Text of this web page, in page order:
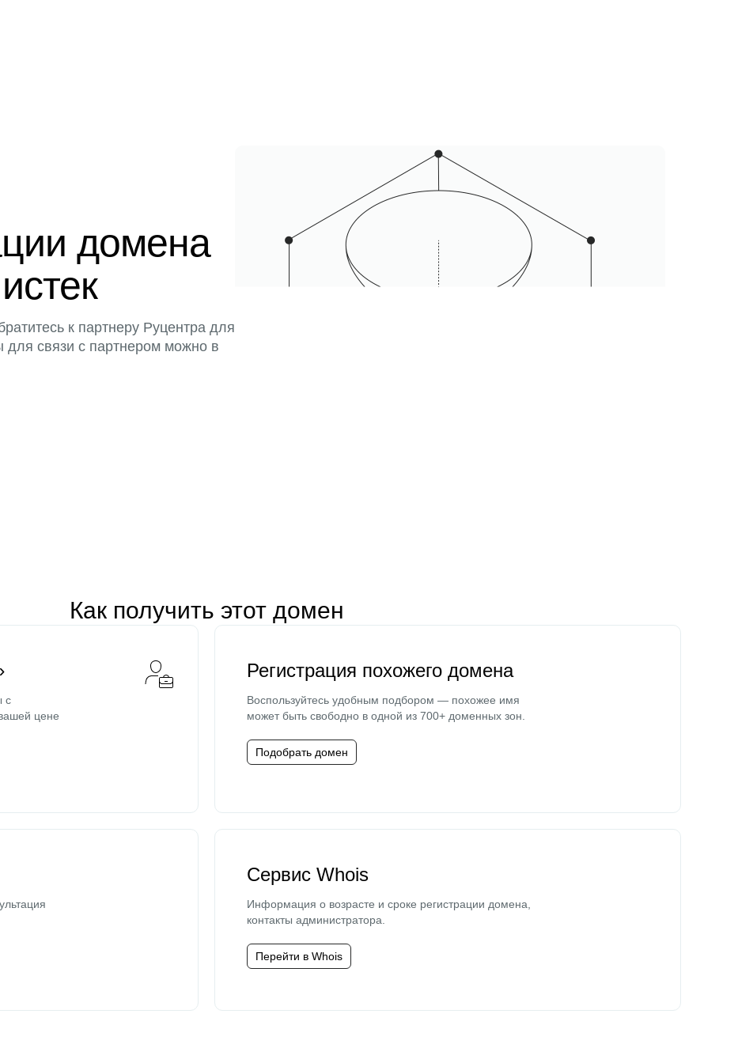
домена
к партнеру Руцентра для
для связи с партнером можно в
Как получить этот домен
с
цене
Регистрация похожего домена
Воспользуйтесь удобным подбором — похожее имя
может быть свободно в одной из 700+ доменных зон.
Подобрать домен
Сервис Whois
Информация о возрасте и сроке регистрации домена,
контакты администратора.
Перейти в Whois